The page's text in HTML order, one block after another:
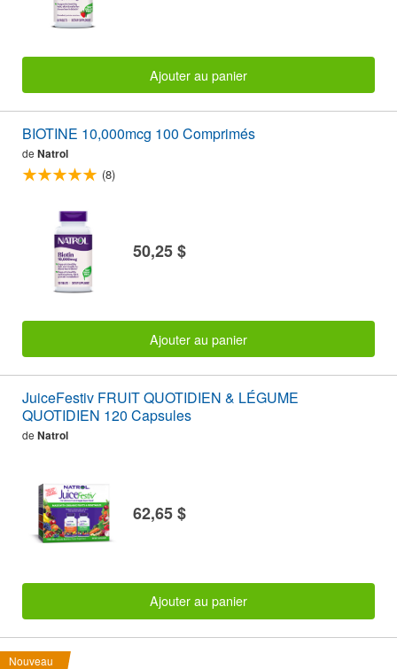
Ajouter au panier
BIOTINE 10,000mcg 100 Comprimés
de Natrol
(8)
50,25 $
Ajouter au panier
JuiceFestiv FRUIT QUOTIDIEN & LÉGUME
QUOTIDIEN 120 Capsules
de Natrol
62,65 $
Ajouter au panier
Nouveau